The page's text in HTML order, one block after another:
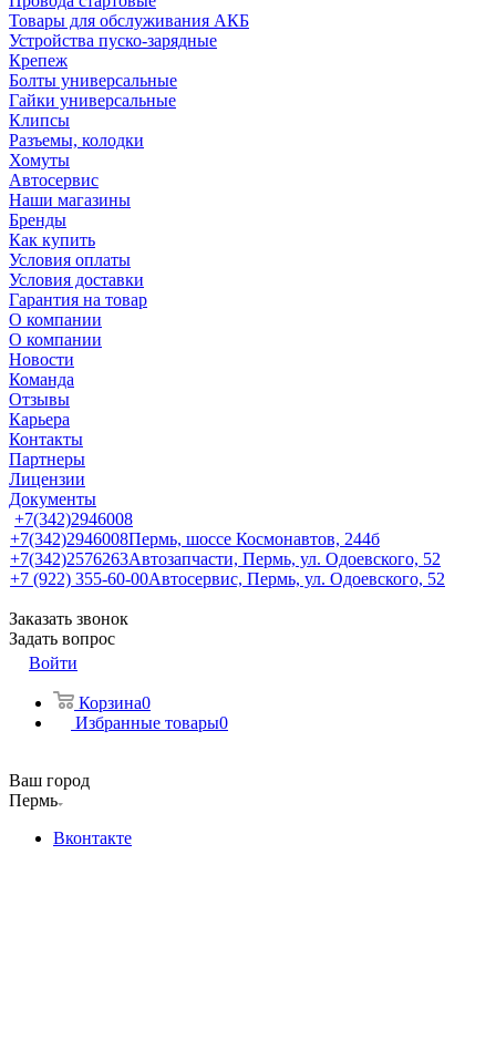
Товары для обслуживания АКБ
Устройства пуско-зарядные
Крепеж
Болты универсальные
Гайки универсальные
Клипсы
Разъемы, колодки
Хомуты
Автосервис
Наши магазины
Бренды
Как купить
Условия оплаты
Условия доставки
Гарантия на товар
О компании
О компании
Новости
Команда
Отзывы
Карьера
Контакты
Партнеры
Лицензии
Документы
+7(342)2946008
+7(342)2946008Пермь, шоссе Космонавтов, 244б
+7(342)2576263Автозапчасти, Пермь, ул. Одоевского, 52
+7 (922) 355-60-00Автосервис, Пермь, ул. Одоевского, 52
Заказать звонок
Задать вопрос
Войти
Корзина0
Избранные товары0
Ваш город
Пермь
Вконтакте